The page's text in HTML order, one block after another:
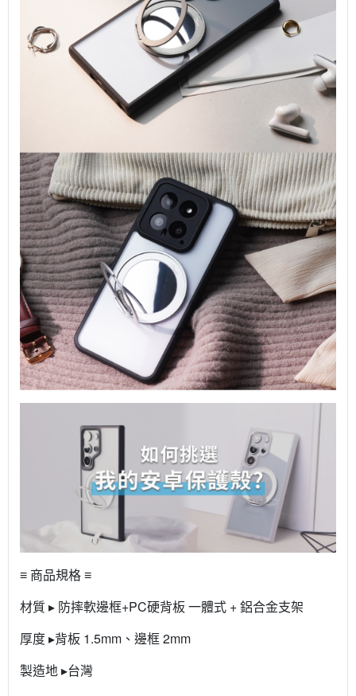
≡ 商品規格 ≡
材質 ▸ 防摔軟邊框+PC硬背板 一體式 + 鋁合金支架
厚度 ▸背板 1.5mm、邊框 2mm
製造地 ▸台灣